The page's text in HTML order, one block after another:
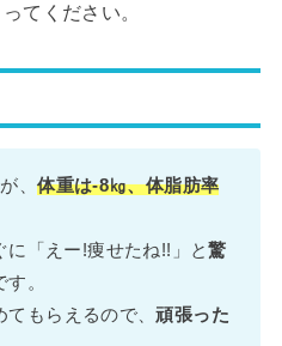
てください。
、体重は-8㎏、体脂肪率
に「えー!痩せたね!!」と驚
。
てもらえるので、頑張った